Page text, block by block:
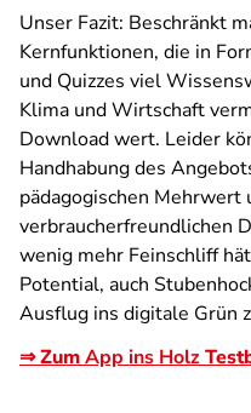
Unser Fazit: Beschränkt
Kernfunktionen, die in
und Quizzes viel
Klima und Wirtschaft
Download wert. Leider
Handhabung des
pädagogischen Mehrwert
verbraucherfreundlichen
wenig mehr Feinschliff
Potential, auch
Ausflug ins digitale Grün
⇒ ZumApp ins Holz